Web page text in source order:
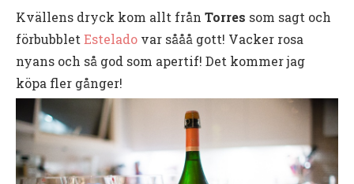
Kvällens dryck kom allt från Torres som sagt och
förbubblet Estelado var sååå gott! Vacker rosa
nyans och så god som apertif! Det kommer jag
köpa fler gånger!